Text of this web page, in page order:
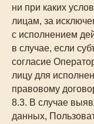
ни при каких
лицам, за
с исполнением
в случае, если
согласие
лицу для
правовому
8.3. В случае
данных,